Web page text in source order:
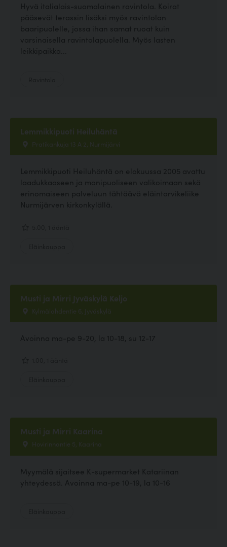
Hyvä italialais-suomalainen ravintola. Koirat
pääsevät terassin lisäksi myös ravintolan
baaripuolelle, jossa ihan samat ruoat kuin
varsinaisella ravintolapuolella. Myös lasten
leikkipaikka...
Lemmikkipuoti Heiluhäntä
Pratikankuja 13 A 2, Nurmijärvi
Lemmikkipuoti Heiluhäntä on elokuussa 2005 avattu
laadukkaaseen ja monipuoliseen valikoimaan sekä
erinomaiseen palveluun tähtäävä eläintarvikeliike
Nurmijärven kirkonkylällä.
Musti ja Mirri Jyväskylä Keljo
Kylmälahdentie 6, Jyväskylä
Avoinna ma-pe 9-20, la 10-18, su 12-17
Musti ja Mirri Kaarina
Hovirinnantie 5, Kaarina
Myymälä sijaitsee K-supermarket Katariinan
yhteydessä. Avoinna ma-pe 10-19, la 10-16